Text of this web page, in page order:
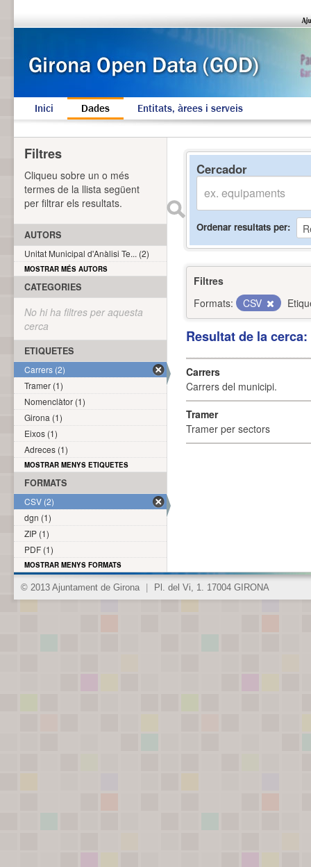
Inici Dades Entitats, àrees i serveis
Cercador
Ordenar resultats per
Filtres
Formats:
CSV
Resultat de la
Carrers
Carrers del municipi.
Tramer
Tramer per sectors
Filtres
Cliqueu sobre un o més
termes de la llista següent
per filtrar els resultats.
AUTORS
Unitat Municipal d'Anàlisi Te... (2)
MOSTRAR MÉS AUTORS
CATEGORIES
No hi ha filtres per aquesta
cerca
ETIQUETES
Carrers (2)
Tramer (1)
Nomenclàtor (1)
Girona (1)
Eixos (1)
Adreces (1)
MOSTRAR MENYS ETIQUETES
FORMATS
CSV (2)
dgn (1)
ZIP (1)
PDF (1)
MOSTRAR MENYS FORMATS
© 2013 Ajuntament de Girona Pl. del Vi, 1. 17004 GIRONA